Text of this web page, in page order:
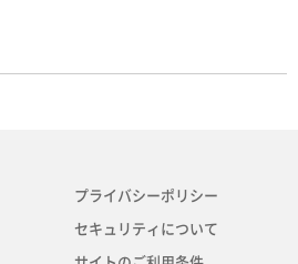
プライバシーポリシー
セキュリティについて